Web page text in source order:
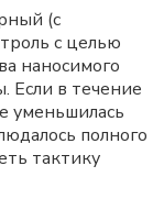
(с
с целью
наносимого
Если в течение
уменьшилась
полного
тактику